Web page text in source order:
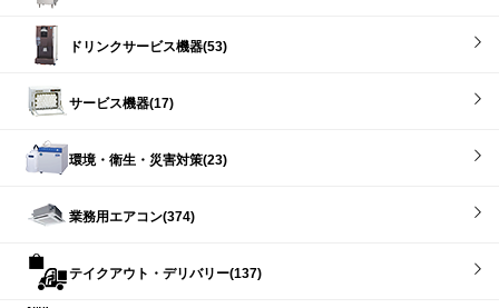
ドリンクサービス機器(53)
サービス機器(17)
環境・衛生・災害対策(23)
業務用エアコン(374)
テイクアウト・デリバリー(137)